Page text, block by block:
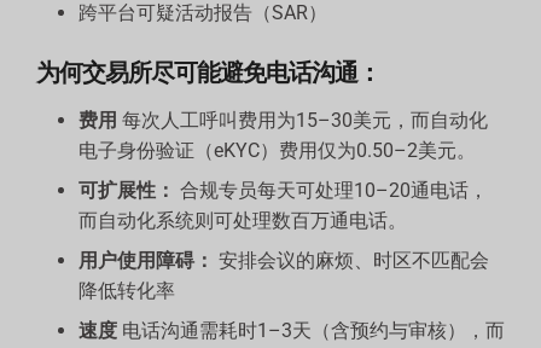
跨平台可疑活动报告（SAR）
为何交易所尽可能避免电话沟通：
费用 每次人工呼叫费用为15–30美元，而自动化
电子身份验证（eKYC）费用仅为0.50–2美元。
可扩展性： 合规专员每天可处理10–20通电话，
而自动化系统则可处理数百万通电话。
用户使用障碍： 安排会议的麻烦、时区不匹配会
降低转化率
速度 电话沟通需耗时1–3天（含预约与审核），而